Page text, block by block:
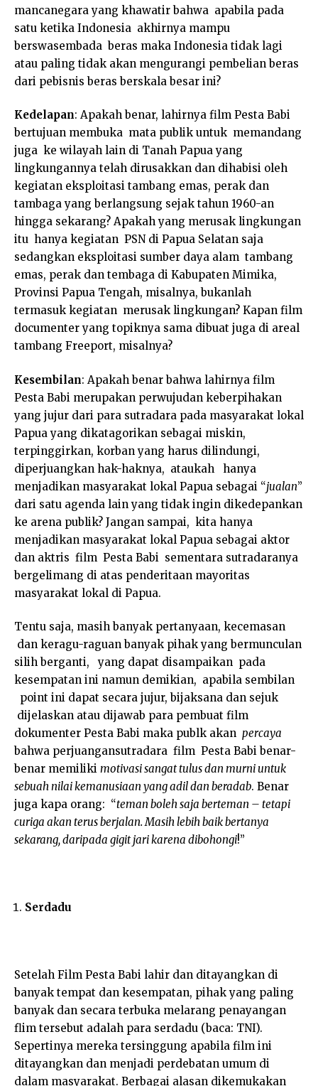
mancanegara yang khawatir bahwa apabila pada
satu ketika Indonesia akhirnya mampu
berswasembada beras maka Indonesia tidak lagi
atau paling tidak akan mengurangi pembelian beras
dari pebisnis beras berskala besar ini?
Kedelapan: Apakah benar, lahirnya film Pesta Babi
bertujuan membuka mata publik untuk memandang
juga ke wilayah lain di Tanah Papua yang
lingkungannya telah dirusakkan dan dihabisi oleh
kegiatan eksploitasi tambang emas, perak dan
tambaga yang berlangsung sejak tahun 1960-an
hingga sekarang? Apakah yang merusak lingkungan
itu hanya kegiatan PSN di Papua Selatan saja
sedangkan eksploitasi sumber daya alam tambang
emas, perak dan tembaga di Kabupaten Mimika,
Provinsi Papua Tengah, misalnya, bukanlah
termasuk kegiatan merusak lingkungan? Kapan film
documenter yang topiknya sama dibuat juga di areal
tambang Freeport, misalnya?
Kesembilan: Apakah benar bahwa lahirnya film
Pesta Babi merupakan perwujudan keberpihakan
yang jujur dari para sutradara pada masyarakat lokal
Papua yang dikatagorikan sebagai miskin,
terpinggirkan, korban yang harus dilindungi,
diperjuangkan hak-haknya, ataukah hanya
menjadikan masyarakat lokal Papua sebagai “jualan”
dari satu agenda lain yang tidak ingin dikedepankan
ke arena publik? Jangan sampai, kita hanya
menjadikan masyarakat lokal Papua sebagai aktor
dan aktris film Pesta Babi sementara sutradaranya
bergelimang di atas penderitaan mayoritas
masyarakat lokal di Papua.
Tentu saja, masih banyak pertanyaan, kecemasan
dan keragu-raguan banyak pihak yang bermunculan
silih berganti, yang dapat disampaikan pada
kesempatan ini namun demikian, apabila sembilan
point ini dapat secara jujur, bijaksana dan sejuk
dijelaskan atau dijawab para pembuat film
dokumenter Pesta Babi maka publk akan percaya
bahwa perjuangansutradara film Pesta Babi benar-
benar memiliki motivasi sangat tulus dan murni untuk
sebuah nilai kemanusiaan yang adil dan beradab. Benar
juga kapa orang: “teman boleh saja berteman – tetapi
curiga akan terus berjalan. Masih lebih baik bertanya
sekarang, daripada gigit jari karena dibohongi!”
Serdadu
Setelah Film Pesta Babi lahir dan ditayangkan di
banyak tempat dan kesempatan, pihak yang paling
banyak dan secara terbuka melarang penayangan
flim tersebut adalah para serdadu (baca: TNI).
Sepertinya mereka tersinggung apabila film ini
ditayangkan dan menjadi perdebatan umum di
dalam masyarakat. Berbagai alasan dikemukakan